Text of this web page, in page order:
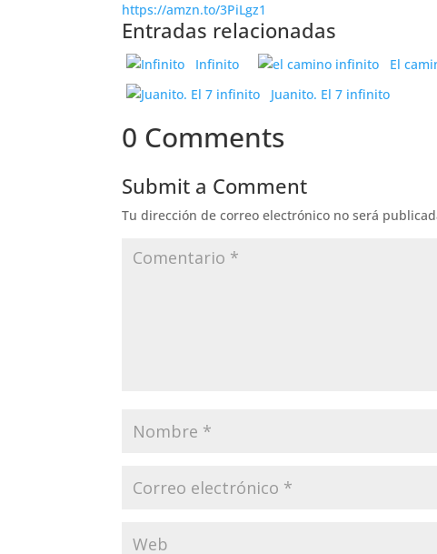
https://amzn.to/3PiLgz1
Entradas relacionadas
Infinito El
Juanito. El 7 infinito
0 Comments
Submit a Comment
Tu dirección de correo electrónico no será